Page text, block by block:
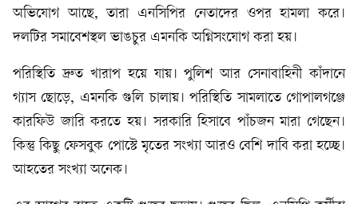
অভিযোগ আছে, তারা এনসিপির নেতাদের ওপর হামলা করে।
দলটির সমাবেশস্থল ভাঙচুর এমনকি অগ্নিসংযোগ করা হয়।
পরিস্থিতি দ্রুত খারাপ হয়ে যায়। পুলিশ আর সেনাবাহিনী কাঁদানে
গ্যাস ছোড়ে, এমনকি গুলি চালায়। পরিস্থিতি সামলাতে গোপালগঞ্জে
কারফিউ জারি করতে হয়। সরকারি হিসাবে পাঁচজন মারা গেছেন।
কিন্তু কিছু ফেসবুক পোস্টে মৃতের সংখ্যা আরও বেশি দাবি করা হচ্ছে।
আহতের সংখ‍্যা অনেক।